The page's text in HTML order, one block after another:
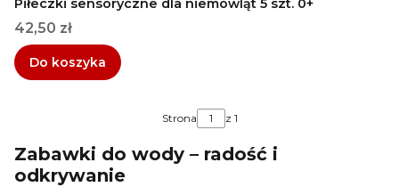
Piłeczki sensoryczne dla niemowląt 5 szt. 0+
Cena
42,50 zł
Do koszyka
Strona z 1
Zabawki do wody – radość i
odkrywanie